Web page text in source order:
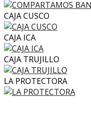
CAJA CUSCO
CAJA ICA
CAJA TRUJILLO
LA PROTECTORA